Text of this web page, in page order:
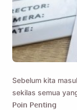
Sebelum kita
sekilas semua
Poin Penting